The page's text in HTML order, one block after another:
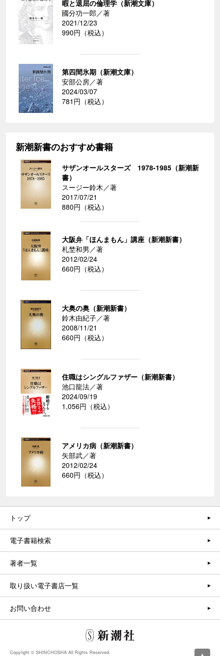
暇と退屈の倫理学（新潮文庫）
國分功一郎／著
2021/12/23
990円（税込）
第四間氷期（新潮文庫）
安部公房／著
2024/03/07
781円（税込）
新潮新書のおすすめ書籍
サザンオールスターズ 1978-1985（新潮新
書）
スージー鈴木／著
2017/07/21
880円（税込）
大阪弁「ほんまもん」講座（新潮新書）
札埜和男／著
2012/02/24
660円（税込）
大奥の奥（新潮新書）
鈴木由紀子／著
2008/11/21
660円（税込）
住職はシングルファザー（新潮新書）
池口龍法／著
2024/09/19
1,056円（税込）
アメリカ病（新潮新書）
矢部武／著
2012/02/24
660円（税込）
トップ
電子書籍検索
著者一覧
取り扱い電子書店一覧
お問い合わせ
Copyright © SHINCHOSHA All Rights Reserved.